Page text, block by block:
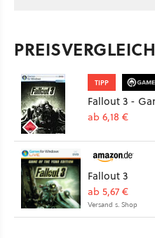
PREISVERGLEICH
TIPP
Fallout 3 -
ab 6,18 €
Fallout 3
ab 5,67 €
Versand s. Shop